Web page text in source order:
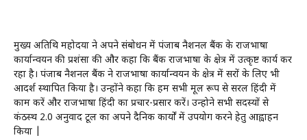
मुख्य अतिथि महोदया ने अपने संबोधन में पंजाब नैशनल बैंक के राजभाषा
कार्यान्वयन की प्रशंसा की और कहा कि बैंक राजभाषा के क्षेत्र में उत्कृष्ट कार्य कर
रहा है। पंजाब नैशनल बैंक ने राजभाषा कार्यान्वयन के क्षेत्र में दूसरों के लिए भी
आदर्श स्थापित किया है। उन्होंने कहा कि हम सभी मूल रूप से सरल हिंदी में
काम करें और राजभाषा हिंदी का प्रचार-प्रसार करें। उन्होने सभी सदस्यों से
कंठस्थ 2.0 अनुवाद टूल का अपने दैनिक कार्यों में उपयोग करने हेतु आह्वाहन
किया |